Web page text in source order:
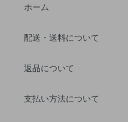
ホーム
配送・送料について
返品について
支払い方法について